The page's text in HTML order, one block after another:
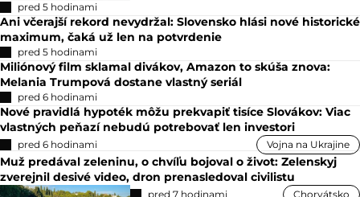
pred 5 hodinami
Ani včerajší rekord nevydržal: Slovensko hlási nové historické
maximum, čaká už len na potvrdenie
pred 5 hodinami
Miliónový film sklamal divákov, Amazon to skúša znova:
Melania Trumpová dostane vlastný seriál
pred 6 hodinami
Nové pravidlá hypoték môžu prekvapiť tisíce Slovákov: Viac
vlastných peňazí nebudú potrebovať len investori
pred 6 hodinami Vojna na Ukrajine
Muž predával zeleninu, o chvíľu bojoval o život: Zelenskyj
zverejnil desivé video, dron prenasledoval civilistu
pred 7 hodinami Chorvátsko